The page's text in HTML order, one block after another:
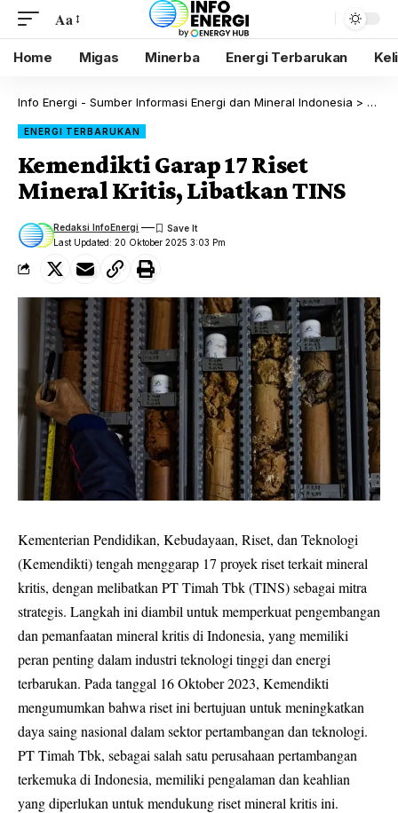
Aa
Home Migas Minerba Energi Terbarukan
Info Energi - Sumber Informasi Energi dan Mineral Indonesia > Blog
ENERGI TERBARUKAN
Kemendikti Garap 17 Riset
Mineral Kritis, Libatkan TINS
Last Updated: 20 Oktober 2025 3:03 Pm
Redaksi InfoEnergi
Kementerian Pendidikan, Kebudayaan, Riset, dan Teknologi
(Kemendikti) tengah menggarap 17 proyek riset terkait mineral
kritis, dengan melibatkan PT Timah Tbk (TINS) sebagai mitra
strategis. Langkah ini diambil untuk memperkuat pengembangan
dan pemanfaatan mineral kritis di Indonesia, yang memiliki
peran penting dalam industri teknologi tinggi dan energi
terbarukan. Pada tanggal 16 Oktober 2023, Kemendikti
mengumumkan bahwa riset ini bertujuan untuk meningkatkan
daya saing nasional dalam sektor pertambangan dan teknologi.
PT Timah Tbk, sebagai salah satu perusahaan pertambangan
terkemuka di Indonesia, memiliki pengalaman dan keahlian
yang diperlukan untuk mendukung riset mineral kritis ini.